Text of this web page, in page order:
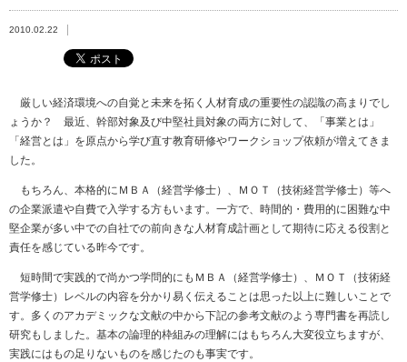
2010.02.22
厳しい経済環境への自覚と未来を拓く人材育成の重要性の認識の高まりでし
ょうか？ 最近、幹部対象及び中堅社員対象の両方に対して、「事業とは」
「経営とは」を原点から学び直す教育研修やワークショップ依頼が増えてきま
した。
もちろん、本格的にＭＢＡ（経営学修士）、ＭＯＴ（技術経営学修士）等へ
の企業派遣や自費で入学する方もいます。一方で、時間的・費用的に困難な中
堅企業が多い中での自社での前向きな人材育成計画として期待に応える役割と
責任を感じている昨今です。
短時間で実践的で尚かつ学問的にもＭＢＡ（経営学修士）、ＭＯＴ（技術経
営学修士）レベルの内容を分かり易く伝えることは思った以上に難しいことで
す。多くのアカデミックな文献の中から下記の参考文献のよう専門書を再読し
研究もしました。基本の論理的枠組みの理解にはもちろん大変役立ちますが、
実践にはもの足りないものを感じたのも事実です。